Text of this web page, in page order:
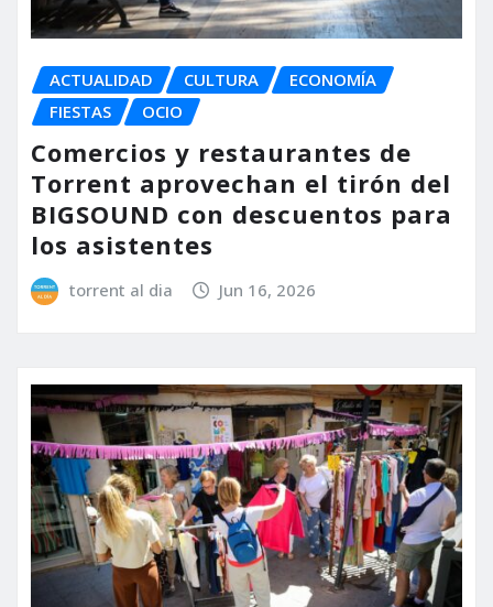
ACTUALIDAD CULTURA
ECONOMÍA
FIESTAS
OCIO
Comercios y restaurantes de
Torrent aprovechan el tirón del
BIGSOUND con descuentos para
los asistentes
torrent al dia Jun 16, 2026